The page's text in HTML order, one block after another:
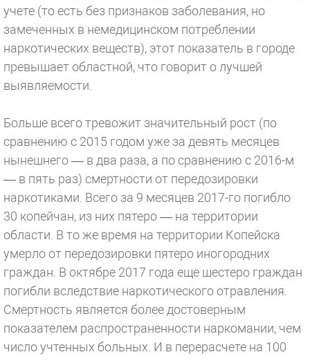
учете (то есть без признаков заболевания, но
замеченных в немедицинском потреблении
наркотических веществ), этот показатель в городе
превышает областной, что говорит о лучшей
выявляемости.
Больше всего тревожит значительный рост (по
сравнению с 2015 годом уже за девять месяцев
нынешнего — в два раза, а по сравнению с 2016-м
— в пять раз) смертности от передозировки
наркотиками. Всего за 9 месяцев 2017-го погибло
30 копейчан, из них пятеро — на территории
области. В то же время на территории Копейска
умерло от передозировки пятеро иногородних
граждан. В октябре 2017 года еще шестеро граждан
погибли вследствие наркотического отравления.
Смертность является более достоверным
показателем распространенности наркомании, чем
число учтенных больных. И в перерасчете на 100